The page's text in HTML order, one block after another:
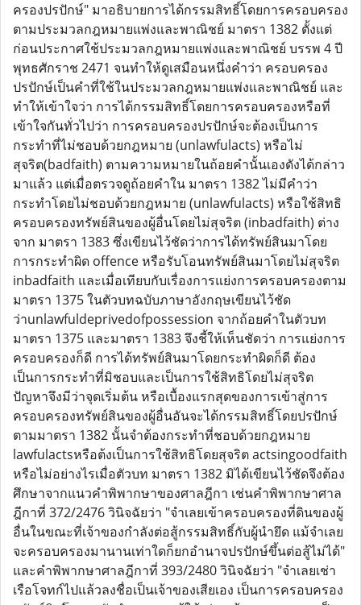
ครองปรปักษ์" มาอธิบายการได้กรรมสิทธิ์โดยการครอบครอง
ตามประมวลกฎหมายแพ่งและพาณิชย์ มาตรา 1382 ตั้งแต่
ก่อนประกาศใช้ประมวลกฎหมายแพ่งและพาณิชย์ บรรพ 4 ปี
พุทธศักราช 2471 จนทำให้ดูเสมือนหนึ่งคำว่า ครอบครอง
ปรปักษ์เป็นคำที่ใช้ในประมวลกฎหมายแพ่งและพาณิชย์ และ
ทำให้เข้าใจว่า การได้กรรมสิทธิ์โดยการครอบครองหรือที่
เข้าใจกันทั่วไปว่า การครอบครองปรปักษ์จะต้องเป็นการ
กระทำที่ไม่ชอบด้วยกฎหมาย (unlawfulacts) หรือไม่
สุจริต(badfaith) ตามความหมายในถ้อยคำนั้นเองดังได้กล่าว
มาแล้ว แต่เมื่อตรวจดูถ้อยคำใน มาตรา 1382 ไม่มีคำว่า
กระทำโดยไม่ชอบด้วยกฎหมาย (unlawfulacts) หรือใช้สิทธิ
ครอบครองทรัพย์สินของผู้อื่นโดยไม่สุจริต (inbadfaith) ต่าง
จาก มาตรา 1383 ซึ่งเขียนไว้ชัดว่าการได้ทรัพย์สินมาโดย
การกระทำผิด offence หรือรับโอนทรัพย์สินมาโดยไม่สุจริต
inbadfaith และเมื่อเทียบกับเรื่องการแย่งการครอบครองตาม
มาตรา 1375 ในตัวบทฉบับภาษาอังกฤษเขียนไว้ชัด
ว่าunlawfuldeprivedofpossession จากถ้อยคำในตัวบท
มาตรา 1375 และมาตรา 1383 จึงชี้ให้เห็นชัดว่า การแย่งการ
ครอบครองก็ดี การได้ทรัพย์สินมาโดยกระทำผิดก็ดี ต้อง
เป็นการกระทำที่มิชอบและเป็นการใช้สิทธิโดยไม่สุจริต
ปัญหาจึงมีว่าจุดเริ่มต้น หรือเบื้องแรกสุดของการเข้าสู่การ
ครอบครองทรัพย์สินของผู้อื่นอันจะได้กรรมสิทธิ์โดยปรปักษ์
ตามมาตรา 1382 นั้นจำต้องกระทำที่ชอบด้วยกฎหมาย
lawfulactsหรือต้งเป็นการใช้สิทธิโดยสุจริต actsingoodfaith
หรือไม่อย่างไรเมื่อตัวบท มาตรา 1382 มิได้เขียนไว้ชัดจึงต้อง
ศึกษาจากแนวคำพิพากษาของศาลฎีกา เช่นคำพิพากษาศาล
ฎีกาที่ 372/2476 วินิจฉัยว่า "จำเลยเข้าครอบครองที่ดินของผู้
อื่นในขณะที่เจ้าของกำลังต่อสู้กรรมสิทธิ์กับผู้นำยึด แม้จำเลย
จะครอบครองมานานเท่าใดก็ยกอำนาจปรปักษ์ขึ้นต่อสู้ไม่ได้"
และคำพิพากษาศาลฎีกาที่ 393/2480 วินิจฉัยว่า "จำเลยเช่า
เรือโจทก์ไปแล้วลงชื่อเป็นเจ้าของเสียเอง เป็นการครอบครอง